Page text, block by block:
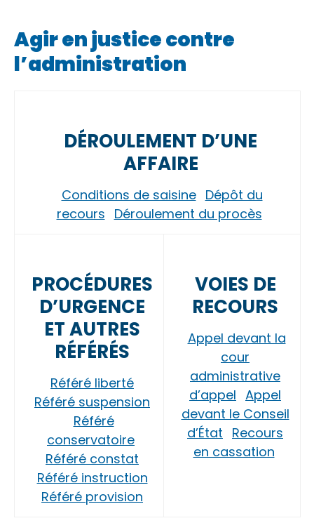
Agir en justice contre
l’administration
DÉROULEMENT D’UNE
AFFAIRE
Conditions de saisine Dépôt du
recours Déroulement du procès
PROCÉDURES
D’URGENCE
ET AUTRES
RÉFÉRÉS
Référé liberté
Référé suspension
Référé
conservatoire
Référé constat
Référé instruction
Référé provision
VOIES DE
RECOURS
Appel devant la
cour
administrative
d’appel Appel
devant le Conseil
d’État Recours
en cassation